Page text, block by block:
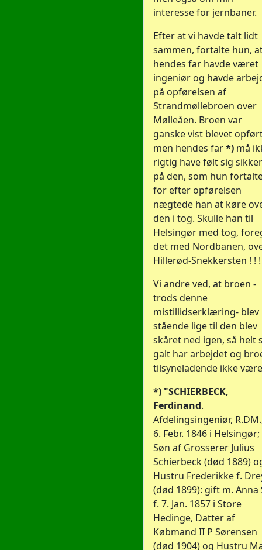
interesse for jernbaner.
Efter at vi havde talt lidt
sammen, fortalte hun,
hendes far havde været
ingeniør og havde
på opførelsen af
Strandmøllebroen over
Mølleåen. Broen var
ganske vist blevet
men hendes far*) må
rigtig have følt sig sikker
på den, som hun
for efter opførelsen
nægtede han at køre
den i tog. Skulle han til
Helsingør med tog,
det med Nordbanen,
Hillerød-Snekkersten ! ! !
Vi andre ved, at broen -
trods denne
mistillidserklæring- blev
stående lige til den blev
skåret ned igen, så helt
galt har arbejdet og
tilsyneladende ikke
*) "SCHIERBECK,
Ferdinand.
Afdelingsingeniør,
6. Febr. 1846 i Helsingør;
Søn af Grosserer Julius
Schierbeck (død 1889)
Hustru Frederikke f.
(død 1899): gift m. Anna
f. 7. Jan. 1857 i Store
Hedinge, Datter af
Købmand II P Sørensen
(død 1904) og Hustru